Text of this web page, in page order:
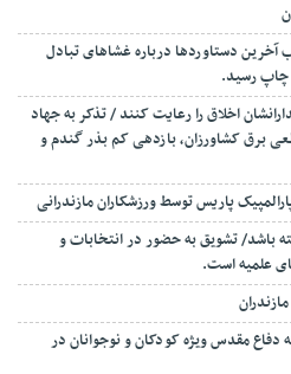
آخرین دستاوردها درباره غشاهای تبادل
چاپ رسید.
اخلاق را رعایت کنند / تذکر به جهاد
برق کشاورزان، بازدهی کم بذر گندم و
باشد/ تشویق به حضور در انتخابات و
علمیه است.
برنامه هفته دفاع مقدس ویژه کودکان و نوجوانان در